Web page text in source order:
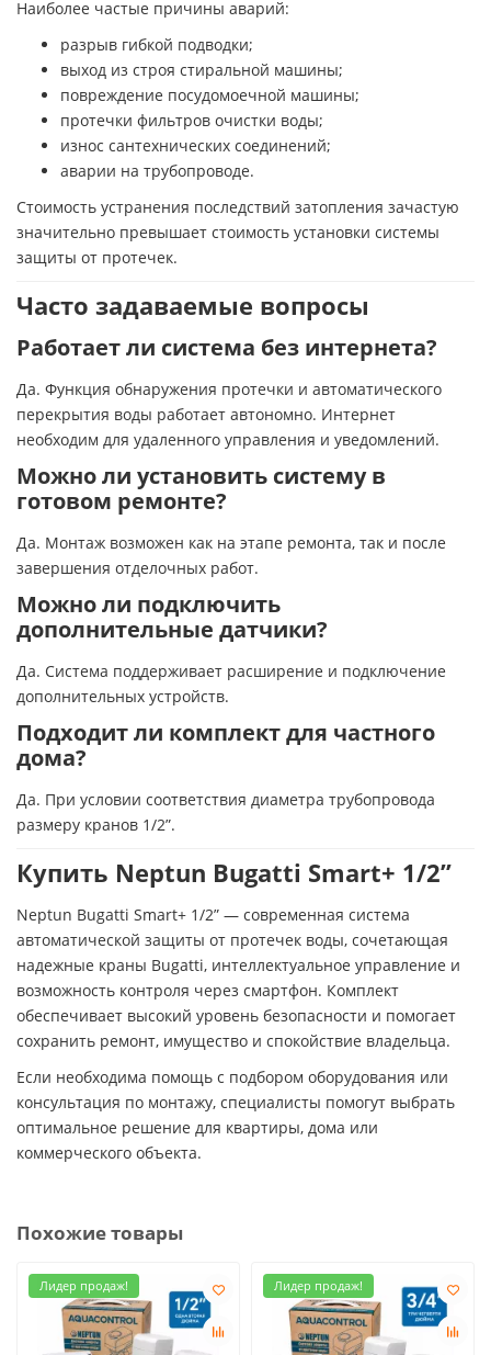
Наиболее частые причины аварий:
разрыв гибкой подводки;
выход из строя стиральной машины;
повреждение посудомоечной машины;
протечки фильтров очистки воды;
износ сантехнических соединений;
аварии на трубопроводе.
Стоимость устранения последствий затопления зачастую
значительно превышает стоимость установки системы
защиты от протечек.
Часто задаваемые вопросы
Работает ли система без интернета?
Да. Функция обнаружения протечки и автоматического
перекрытия воды работает автономно. Интернет
необходим для удаленного управления и уведомлений.
Можно ли установить систему в
готовом ремонте?
Да. Монтаж возможен как на этапе ремонта, так и после
завершения отделочных работ.
Можно ли подключить
дополнительные датчики?
Да. Система поддерживает расширение и подключение
дополнительных устройств.
Подходит ли комплект для частного
дома?
Да. При условии соответствия диаметра трубопровода
размеру кранов 1/2”.
Купить Neptun Bugatti Smart+ 1/2”
Neptun Bugatti Smart+ 1/2” — современная система
автоматической защиты от протечек воды, сочетающая
надежные краны Bugatti, интеллектуальное управление и
возможность контроля через смартфон. Комплект
обеспечивает высокий уровень безопасности и помогает
сохранить ремонт, имущество и спокойствие владельца.
Если необходима помощь с подбором оборудования или
консультация по монтажу, специалисты помогут выбрать
оптимальное решение для квартиры, дома или
коммерческого объекта.
Похожие товары
Лидер продаж! Лидер продаж!